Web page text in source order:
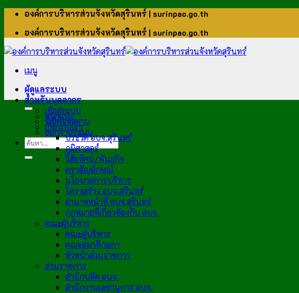
ข้าม
เนื้อหา
องค์การบริหารส่วนจังหวัดสุรินทร์ | surinpao.go.th
องค์การบริหารส่วนจังหวัดสุรินทร์ | surinpao.go.th
เมนู
ผู้ดูแลระบบ
สำหรับบุคลากร
เข้าสู่ระบบ
รีเซ็ตรหัสผ่าน
ออกจากระบบ
หน้าแรก
เกี่ยวกับเรา
ประวัติ อบจ.สุรินทร์
ภูมิศาสตร์
วิสัยทัศน์/พันธกิจ
ตราสัญลักษณ์
นโยบายการบริหาร
โครงสร้าง อบจ.สุรินทร์
อำนาจหน้าที่ อบจ.สุรินทร์
กฎหมายที่เกี่ยวข้องกับ อบจ.
คณะผู้บริหาร
คณะผู้บริหาร
คณะสมาชิกสภา
หัวหน้าส่วนราชการ
ส่วนราชการ
สำนักปลัด อบจ.
สำนักงานเลขานุการ อบจ.